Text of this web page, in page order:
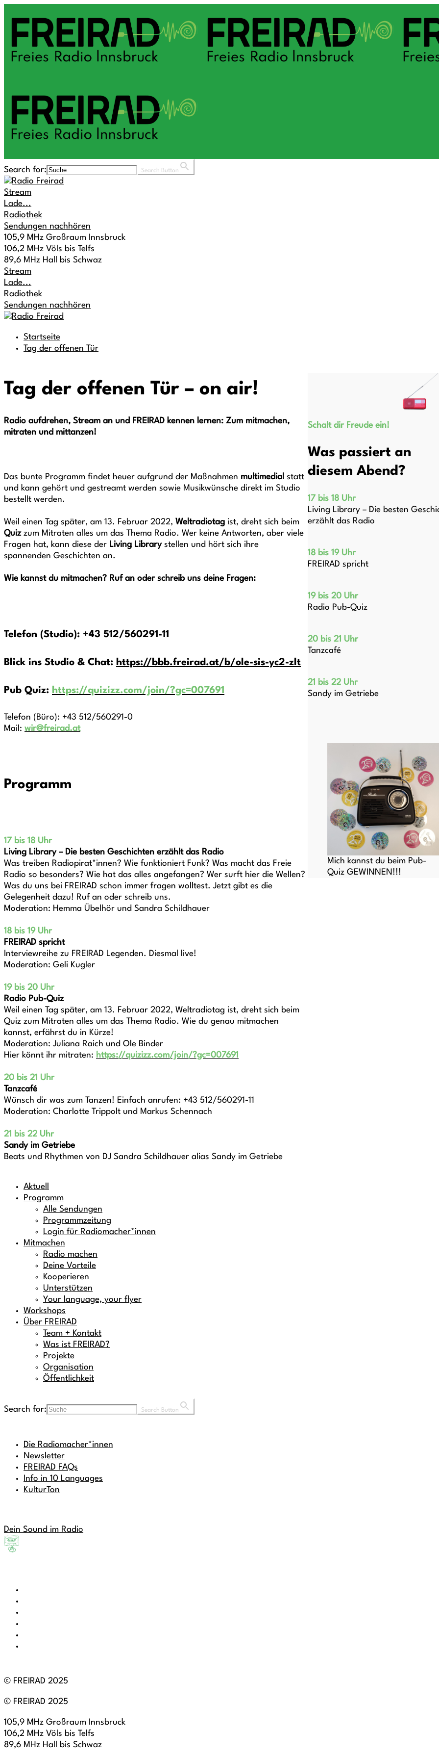
Search for: Search Button
Stream
Lade...
Radiothek
Sendungen nachhören
105,9 MHz Großraum Innsbruck
106,2 MHz Völs bis Telfs
89,6 MHz Hall bis Schwaz
Stream
Lade...
Radiothek
Sendungen nachhören
Startseite
Tag der offenen Tür
Tag der offenen Tür – on air!
Radio aufdrehen, Stream an und FREIRAD kennen lernen: Zum mitmachen,
mitraten und mittanzen!
Das bunte Programm findet heuer aufgrund der Maßnahmen multimedial statt
und kann gehört und gestreamt werden sowie Musikwünsche direkt im Studio
bestellt werden.
Weil einen Tag später, am 13. Februar 2022, Weltradiotag ist, dreht sich beim
Quizzum Mitraten alles um das Thema Radio. Wer keine Antworten, aber viele
Fragen hat, kann diese der Living Library stellen und hört sich ihre
spannenden Geschichten an.
Wie kannst du mitmachen? Ruf an oder schreib uns deine Fragen:
Telefon (Studio): +43 512/560291-11
Blick ins Studio & Chat: https://bbb.freirad.at/b/ole-sis-yc2-zlt
Pub Quiz: https://quizizz.com/join/?gc=007691
Telefon (Büro): +43 512/560291-0
Mail: wir@freirad.at
Programm
17 bis 18 Uhr
Living Library – Die besten Geschichten erzählt das Radio
Was treiben Radiopirat*innen? Wie funktioniert Funk? Was macht das Freie
Radio so besonders? Wie hat das alles angefangen? Wer surft hier die Wellen?
Was du uns bei FREIRAD schon immer fragen wolltest. Jetzt gibt es die
Gelegenheit dazu! Ruf an oder schreib uns.
Moderation: Hemma Übelhör und Sandra Schildhauer
18 bis 19 Uhr
FREIRAD spricht
Interviewreihe zu FREIRAD Legenden. Diesmal live!
Moderation: Geli Kugler
19 bis 20 Uhr
Radio Pub-Quiz
Weil einen Tag später, am 13. Februar 2022, Weltradiotag ist, dreht sich beim
Quiz zum Mitraten alles um das Thema Radio. Wie du genau mitmachen
kannst, erfährst du in Kürze!
Moderation: Juliana Raich und Ole Binder
Hier könnt ihr mitraten: https://quizizz.com/join/?gc=007691
20 bis 21 Uhr
Tanzcafé
Wünsch dir was zum Tanzen! Einfach anrufen: +43 512/560291-11
Moderation: Charlotte Trippolt und Markus Schennach
21 bis 22 Uhr
Sandy im Getriebe
Beats und Rhythmen von DJ Sandra Schildhauer alias Sandy im Getriebe
Schalt dir Freude ein!
Was passiert an
diesem Abend?
17 bis 18 Uhr
Living Library – Die besten
erzählt das Radio
18 bis 19 Uhr
FREIRAD spricht
19 bis 20 Uhr
Radio Pub-Quiz
20 bis 21 Uhr
Tanzcafé
21 bis 22 Uhr
Sandy im Getriebe
Mich kannst du beim Pub-
Quiz GEWINNEN!!!
Aktuell
Programm
Alle Sendungen
Programmzeitung
Login für Radiomacher*innen
Mitmachen
Radio machen
Deine Vorteile
Kooperieren
Unterstützen
Your language, your flyer
Workshops
Über FREIRAD
Team + Kontakt
Was ist FREIRAD?
Projekte
Organisation
Öffentlichkeit
Search for: Search Button
Die Radiomacher*innen
Newsletter
FREIRAD FAQs
Info in 10 Languages
KulturTon
Dein Sound im Radio
© FREIRAD 2025
© FREIRAD 2025
105,9 MHz Großraum Innsbruck
106,2 MHz Völs bis Telfs
89,6 MHz Hall bis Schwaz